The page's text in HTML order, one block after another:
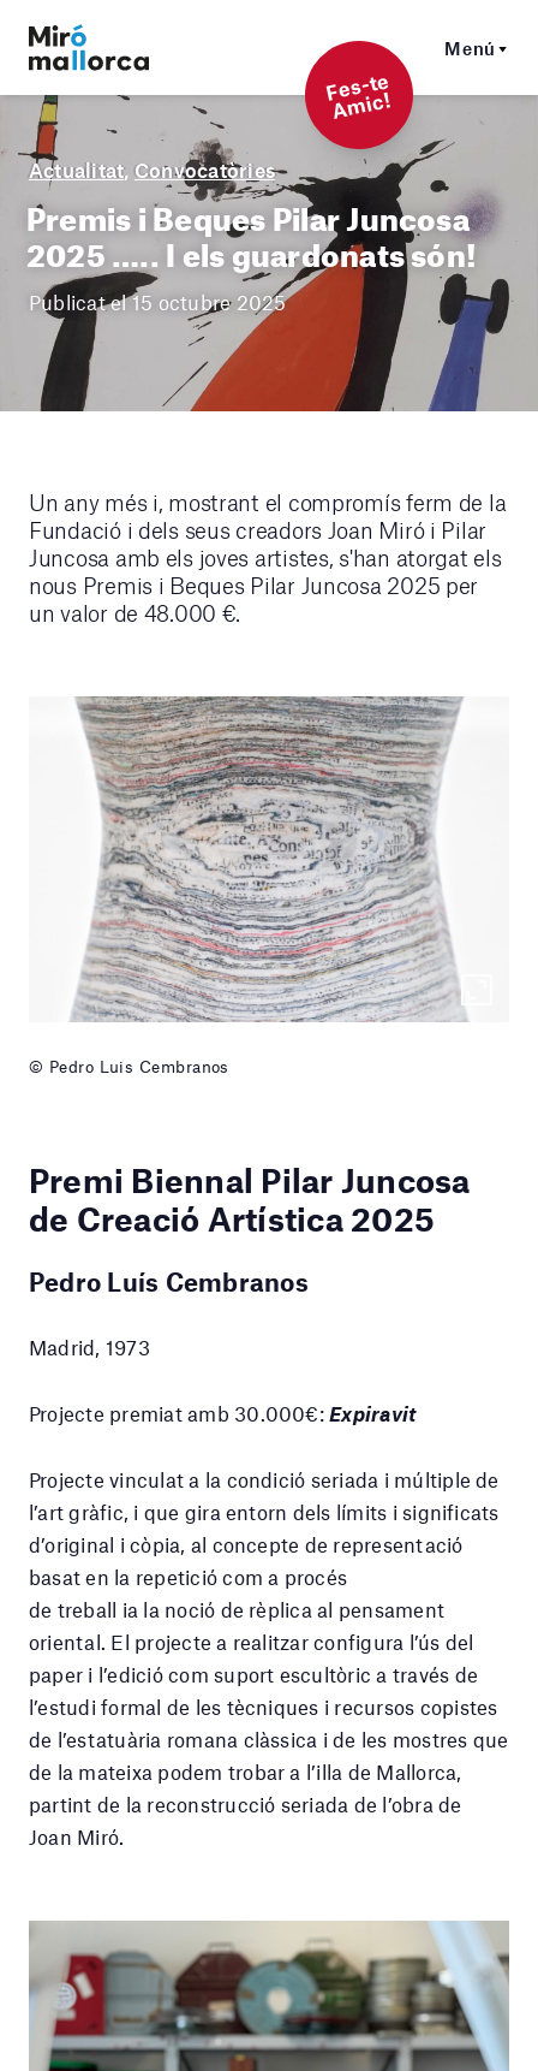
Menú
F
es-t
e
A
mi
c!
Actualitat, Convocatòries
Premis i Beques Pilar Juncosa
2025 ….. I els guardonats són!
Publicat el 15 octubre 2025
Un any més i, mostrant el compromís ferm de la
Fundació i dels seus creadors Joan Miró i Pilar
Juncosa amb els joves artistes, s'han atorgat els
nous Premis i Beques Pilar Juncosa 2025 per
un valor de 48.000 €.
© Pedro Luis Cembranos
Premi Biennal Pilar Juncosa
de Creació Artística 2025
Pedro Luís Cembranos
Madrid, 1973
Projecte premiat amb 30.000€:Expiravit
Projecte vinculat a la condició seriada i múltiple de
l’art gràfic, i que gira entorn dels límits i significats
d’original i còpia, al concepte de representació
basat en la repetició com a procés
de treball ia la noció de rèplica al pensament
oriental. El projecte a realitzar configura l’ús del
paper i l’edició com suport escultòric a través de
l’estudi formal de les tècniques i recursos copistes
de l’estatuària romana clàssica i de les mostres que
de la mateixa podem trobar a l’illa de Mallorca,
partint de la reconstrucció seriada de l’obra de
Joan Miró.